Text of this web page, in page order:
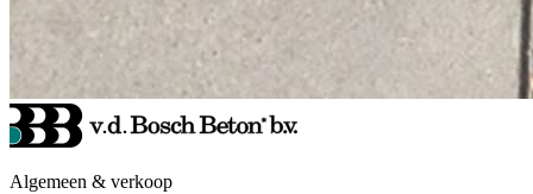
Algemeen & verkoop